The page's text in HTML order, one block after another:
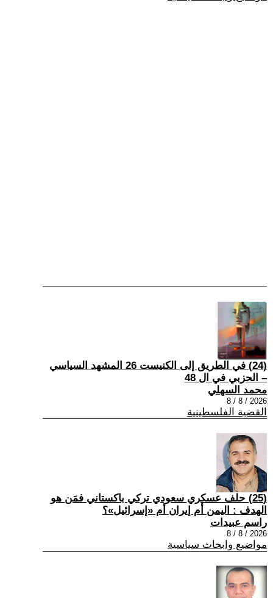
(24) في الطريق إلى الكنيست 26 المشهد السياسي
– الحزبي في ال 48
محمد السهلي
2026 / 8 / 8
القضية الفلسطينية
(25) حلف عسكري سعودي تركي باكستاني فمَن هو
الهدف : اليمن أم إيران أم «إسرائيل»؟
راسم عبيدات
2026 / 8 / 8
مواضيع وابحاث سياسية